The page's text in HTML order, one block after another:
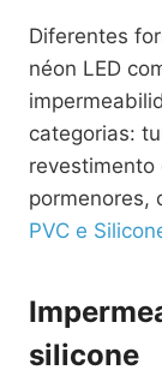
Diferentes
néon LED
categorias:
revestimento
pormenores,
PVC e
silicone